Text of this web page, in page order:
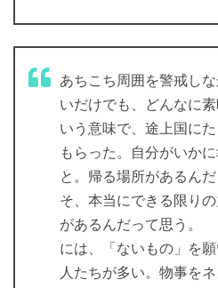
あちこち周囲を警戒し
いだけでも、どんなに
いう意味で、途上国に
もらった。自分がいか
と。帰る場所があるん
そ、本当にできる限り
があるんだって思う。
には、「ないもの」を
人たちが多い。物事を